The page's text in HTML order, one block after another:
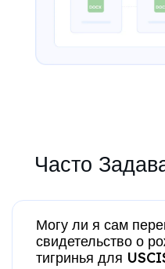
Часто
Могу ли я сам
свидетельство о
тигринья для